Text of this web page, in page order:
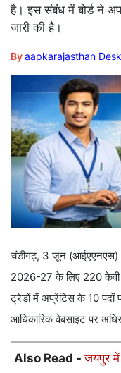
है। इस संबंध में बोर्ड ने
जारी की है।
Byaapkarajasthan Desk
चंडीगढ़, 3 जून (आईएएनएस)।
2026-27 के लिए 220 केवी
ट्रेडों में अप्रेंटिस के 10 पदों
आधिकारिक वेबसाइट पर
Also Read -जयपुर में